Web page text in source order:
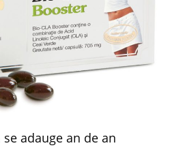
adauge an de an